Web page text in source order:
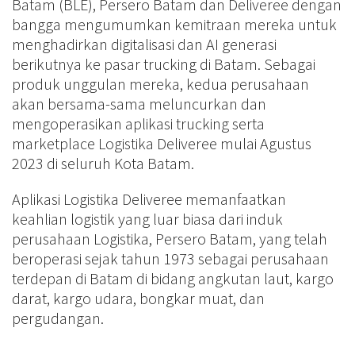
Batam (BLE), Persero Batam dan Deliveree dengan
bangga mengumumkan kemitraan mereka untuk
menghadirkan digitalisasi dan AI generasi
berikutnya ke pasar trucking di Batam. Sebagai
produk unggulan mereka, kedua perusahaan
akan bersama-sama meluncurkan dan
mengoperasikan aplikasi trucking serta
marketplace Logistika Deliveree mulai Agustus
2023 di seluruh Kota Batam.
Aplikasi Logistika Deliveree memanfaatkan
keahlian logistik yang luar biasa dari induk
perusahaan Logistika, Persero Batam, yang telah
beroperasi sejak tahun 1973 sebagai perusahaan
terdepan di Batam di bidang angkutan laut, kargo
darat, kargo udara, bongkar muat, dan
pergudangan.